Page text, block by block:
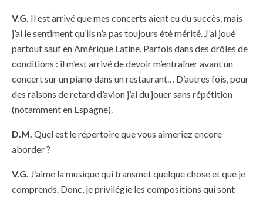
V.G. Il est arrivé que mes concerts aient eu du succès, mais
j’ai le sentiment qu’ils n’a pas toujours été mérité. J’ai joué
partout sauf en Amérique Latine. Parfois dans des drôles de
conditions : il m’est arrivé de devoir m’entraîner avant un
concert sur un piano dans un restaurant… D’autres fois, pour
des raisons de retard d’avion j’ai du jouer sans répétition
(notamment en Espagne).
D.M. Quel est le répertoire que vous aimeriez encore
aborder ?
V.G. J’aime la musique qui transmet quelque chose et que je
comprends. Donc, je privilégie les compositions qui sont